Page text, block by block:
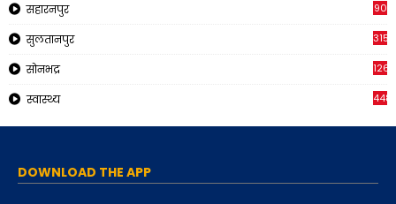
सहारनपुर 90
सुलतानपुर 315
सोनभद्र 1265
स्वास्थ्य 448
DOWNLOAD THE APP